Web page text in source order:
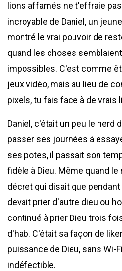
lions affamés ne t'effraie
incroyable de Daniel, un
montré le vrai pouvoir de
quand les choses
impossibles. C'est comme
jeux vidéo, mais au lieu de
pixels, tu fais face à de vrais
Daniel, c'était un peu le nerd
passer ses journées à
ses potes, il passait son
fidèle à Dieu. Même quand le
décret qui disait que
devait prier d'autre dieu ou
continué à prier Dieu trois
d'hab. C'était sa façon de
puissance de Dieu, sans Wi-
indéfectible.